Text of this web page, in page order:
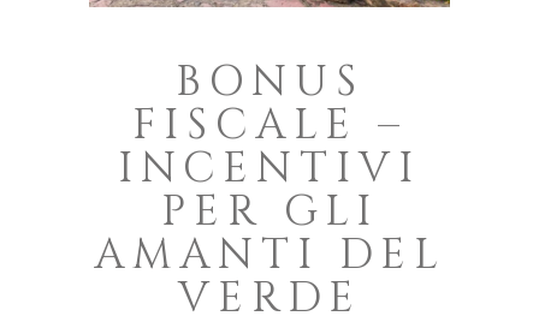
BONUS
FISCALE –
INCENTIVI
PER GLI
AMANTI DEL
VERDE